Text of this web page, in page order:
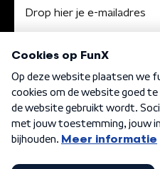
Algemene voorwaarden